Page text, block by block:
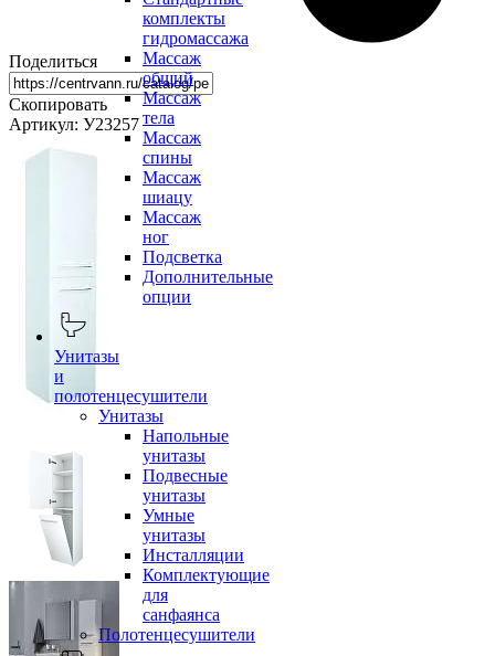
комплекты
гидромассажа
Массаж
общий
Массаж
тела
Массаж
спины
Массаж
шиацу
Массаж
ног
Подсветка
Дополнительные
опции
Унитазы
и
полотенцесушители
Унитазы
Напольные
унитазы
Подвесные
унитазы
Умные
унитазы
Инсталляции
Комплектующие
для
санфаянса
Полотенцесушители
Поделиться
Скопировать
Артикул: У23257